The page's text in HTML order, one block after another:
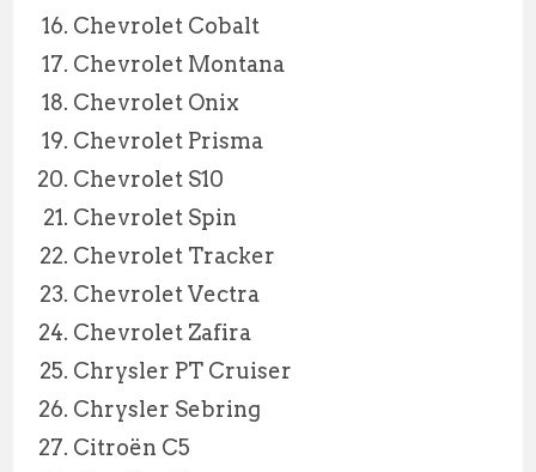
Chevrolet Cobalt
Chevrolet Montana
Chevrolet Onix
Chevrolet Prisma
Chevrolet S10
Chevrolet Spin
Chevrolet Tracker
Chevrolet Vectra
Chevrolet Zafira
Chrysler PT Cruiser
Chrysler Sebring
Citroën C5